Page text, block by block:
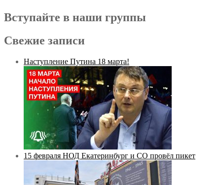
Вступайте в наши группы
Свежие записи
Наступление Путина 18 марта!
15 февраля НОД Екатеринбург и СО провёл пикет